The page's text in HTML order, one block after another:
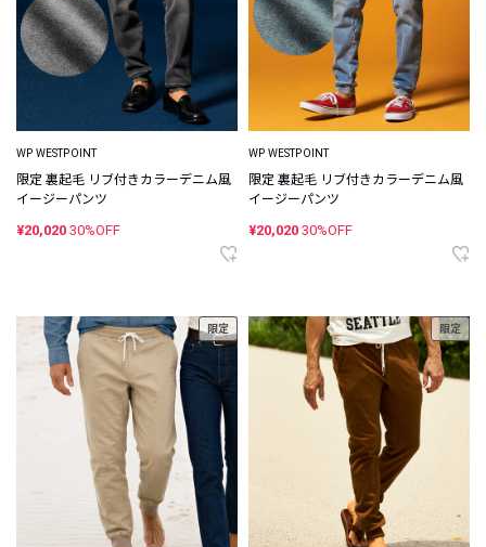
WP WESTPOINT
限定 裏起毛 リブ付きカラーデニム風
イージーパンツ
¥20,020 30%OFF
WP WESTPOINT
限定 裏起毛 リブ付きカラーデニム風
イージーパンツ
¥20,020 30%OFF
限定 限定